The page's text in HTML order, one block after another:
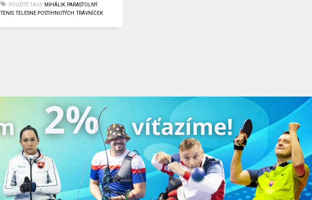
POUŽITÉ TAGY: MIHÁLIK, PARASTOLNÝ
TENIS,TELESNE POSTIHNUTÝCH ,TRÁVNÍČEK